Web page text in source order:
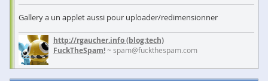
Gallery a un applet aussi pour uploader/redimensionner
http://rgaucher.info(blog:tech)
FuckTheSpam!~ spam@fuckthespam.com